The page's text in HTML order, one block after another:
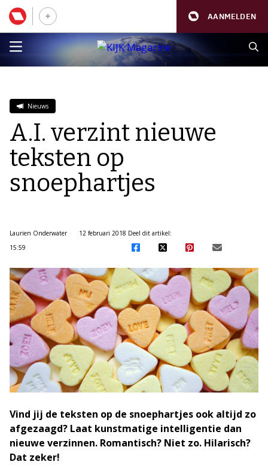
AANMELDEN
Nieuws
A.I. verzint nieuwe
teksten op
snoephartjes
Laurien Onderwater
12 februari 2018
15:59
Deel dit artikel:
Vind jij de teksten op de snoephartjes ook altijd zo
afgezaagd? Laat kunstmatige intelligentie dan
nieuwe verzinnen. Romantisch? Niet zo. Hilarisch?
Dat zeker!